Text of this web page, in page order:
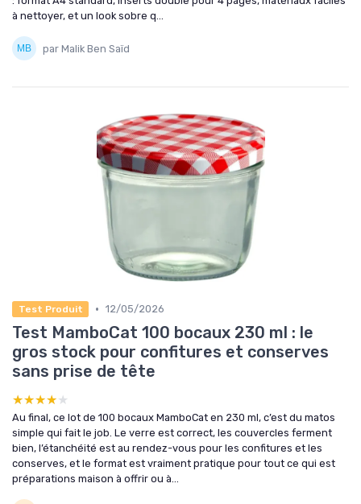
à nettoyer, et un look sobre q...
par Malik Ben Saïd
Test Produit • 12/05/2026
Test MamboCat 100 bocaux 230 ml : le
gros stock pour confitures et conserves
sans prise de tête
★★★★★
★★★★★
Au final, ce lot de 100 bocaux MamboCat en 230 ml, c’est du matos
simple qui fait le job. Le verre est correct, les couvercles ferment
bien, l’étanchéité est au rendez-vous pour les confitures et les
conserves, et le format est vraiment pratique pour tout ce qui est
préparations maison à offrir ou à...